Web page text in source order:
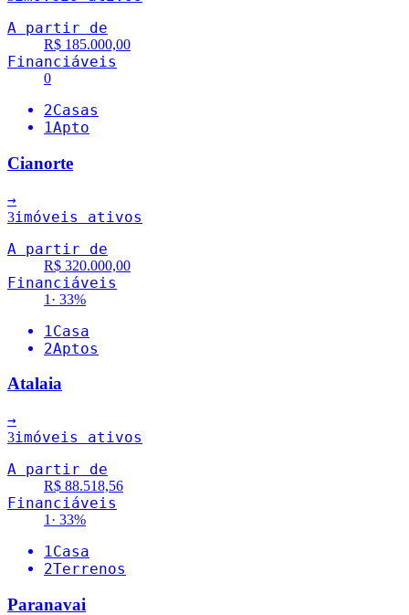
A partir de
R$ 185.000,00
Financiáveis
0
2Casas
1Apto
Cianorte
→
3imóveis ativos
A partir de
R$ 320.000,00
Financiáveis
1 · 33%
1 Casa
2Aptos
Atalaia
→
3imóveis ativos
A partir de
R$ 88.518,56
Financiáveis
1 · 33%
1Casa
2Terrenos
Paranavai